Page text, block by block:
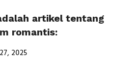
artikel tentang
romantis:
2025